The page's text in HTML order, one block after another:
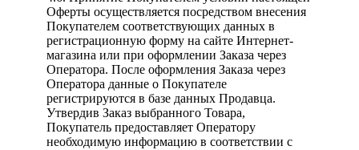
Оферты осуществляется посредством внесения
Покупателем соответствующих данных в
регистрационную форму на сайте Интернет-
магазина или при оформлении Заказа через
Оператора. После оформления Заказа через
Оператора данные о Покупателе
регистрируются в базе данных Продавца.
Утвердив Заказ выбранного Товара,
Покупатель предоставляет Оператору
необходимую информацию в соответствии с